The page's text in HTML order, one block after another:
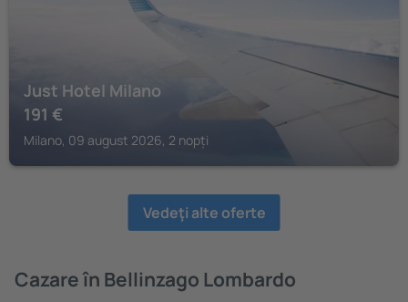
Just Hotel Milano
191 €
Milano, 09 august 2026, 2 nopți
Vedeţi alte oferte
Cazare în Bellinzago Lombardo